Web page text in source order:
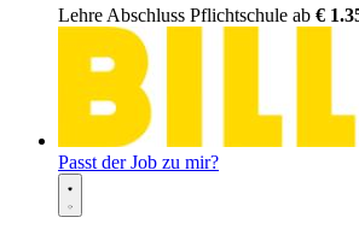
Lehre Abschluss Pflichtschule ab €
Passt der Job zu mir?